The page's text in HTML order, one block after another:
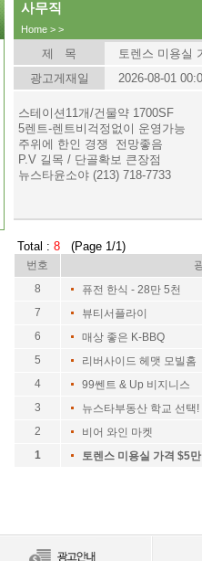
사무직
Home > >
제 목
토렌스 미용실
광고게재일
2026-08-01
스테이션11개/건물약 1700SF
5렌트-렌트비걱정없이 운영가능
주위에 한인 경쟁 전망좋음
P.V 길목 / 단골확보 큰장점
뉴스타윤소야 (213) 718-7733
Total : 8 (Page 1/1)
번호
8
퓨전 한식 - 28만 5천
7
뷰티서플라이
6
매상 좋은 K-BBQ
5
리버사이드 헤맷 모빌홈
4
99쎈트 & Up 비지니스
3
뉴스타부동산 학교 선택!
2
비어 와인 마켓
1
토렌스 미용실 가격 $5만